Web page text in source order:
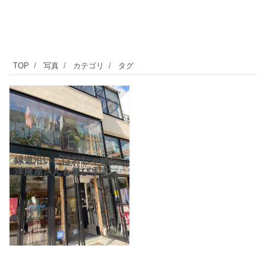
TOP 写真 カテゴリ タグ
緑道沿いにはおしゃれな
洋服屋さんも並びます。
こちらは人気の
「relume」。ジャーナル
スタンダートグループの
お店でメンズもレディー
スもありオススメです。